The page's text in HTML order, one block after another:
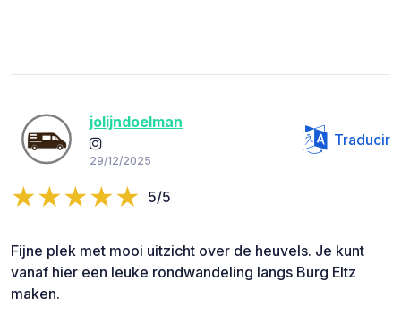
jolijndoelman
29/12/2025
Traducir
5/5
Fijne plek met mooi uitzicht over de heuvels. Je kunt
vanaf hier een leuke rondwandeling langs Burg Eltz
maken.